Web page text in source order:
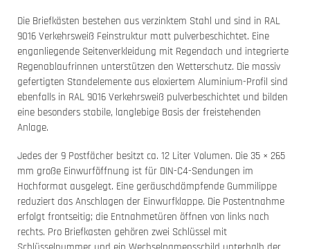
Die Briefkästen bestehen aus verzinktem Stahl und sind in RAL
9016 Verkehrsweiß Feinstruktur matt pulverbeschichtet. Eine
enganliegende Seitenverkleidung mit Regendach und integrierte
Regenablaufrinnen unterstützen den Wetterschutz. Die massiv
gefertigten Standelemente aus eloxiertem Aluminium-Profil sind
ebenfalls in RAL 9016 Verkehrsweiß pulverbeschichtet und bilden
eine besonders stabile, langlebige Basis der freistehenden
Anlage.
Jedes der 9 Postfächer besitzt ca. 12 Liter Volumen. Die 35 × 265
mm große Einwurföffnung ist für DIN-C4-Sendungen im
Hochformat ausgelegt. Eine geräuschdämpfende Gummilippe
reduziert das Anschlagen der Einwurfklappe. Die Postentnahme
erfolgt frontseitig; die Entnahmetüren öffnen von links nach
rechts. Pro Briefkasten gehören zwei Schlüssel mit